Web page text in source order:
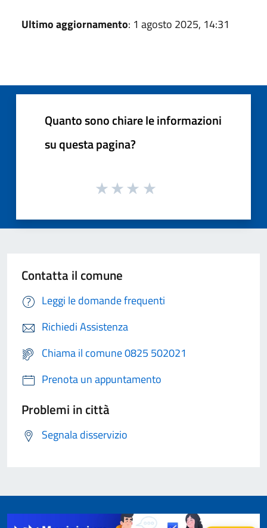
Ultimo aggiornamento: 1 agosto 2025, 14:31
Quanto sono chiare le informazioni
su questa pagina?
Contatta il comune
Leggi le domande frequenti
Richiedi Assistenza
Chiama il comune 0825 502021
Prenota un appuntamento
Problemi in città
Segnala disservizio